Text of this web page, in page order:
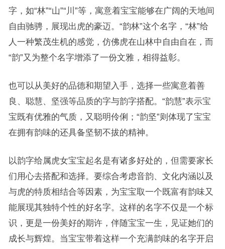
字，如“林”“山”“川”等，寓意着宝宝能够在广阔的天地间
自由驰骋，展现出虎的豪迈。“韵林”这个名字，“林”给
人一种繁茂生机的感觉，仿佛虎在山林中自由自在，而
“韵”又为整个名字增添了一份文雅，相得益彰。
也可以从美好的品德和期望入手，选择一些寓意着善
良、聪慧、坚强等品质的字与韵字搭配。“韵慧”表示宝
宝既有优雅的气质，又聪明伶俐；“韵坚”则体现了宝宝
在拥有韵味的还具备坚韧不拔的精神。
以韵字给属虎女宝宝起名是有诸多好处的，但需要家长
们用心去搭配和选择。要综合考虑音韵、文化内涵以及
与虎的特质相结合等因素，为宝宝取一个既富有韵味又
能展现其独特个性的好名字。这样的名字不仅是一个标
识，更是一份美好的期许，伴随宝宝一生，见证她们的
成长与辉煌。当宝宝带着这样一个充满韵味的名字开启